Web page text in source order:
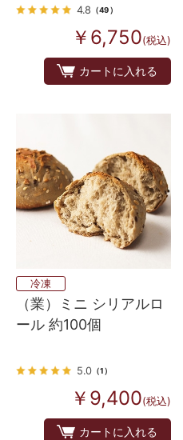
4.8 （49）
￥6,750(税込)
カートに入れる
冷凍
（業）ミニ シリアルロ
ール 約100個
5.0（1）
￥9,400(税込)
カートに入れる